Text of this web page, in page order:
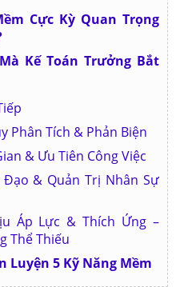
Cực Kỳ Quan Trọng
Kế Toán Trưởng Bắt
Phân Tích & Phản Biện
& Ưu Tiên Công Việc
Đạo & Quản Trị Nhân Sự
Áp Lực & Thích Ứng –
Thể Thiếu
Luyện 5 Kỹ Năng Mềm